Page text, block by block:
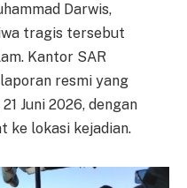
Darwis,
tragis tersebut
Kantor SAR
resmi yang
Juni 2026, dengan
ke lokasi kejadian.